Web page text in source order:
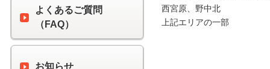
西宮原、野中北
上記エリアの一部
よくあるご質問
（FAQ）
お知らせ